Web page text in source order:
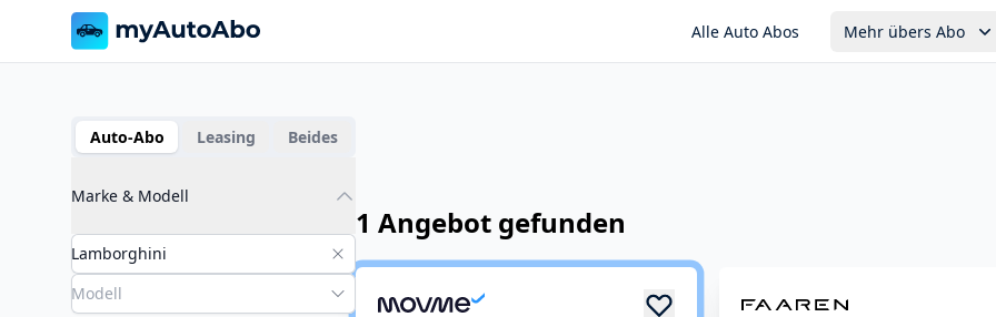
Alle Auto Abos Mehr übers Abo
Auto-Abo Leasing Beides
Marke & Modell
1 Angebot gefunden